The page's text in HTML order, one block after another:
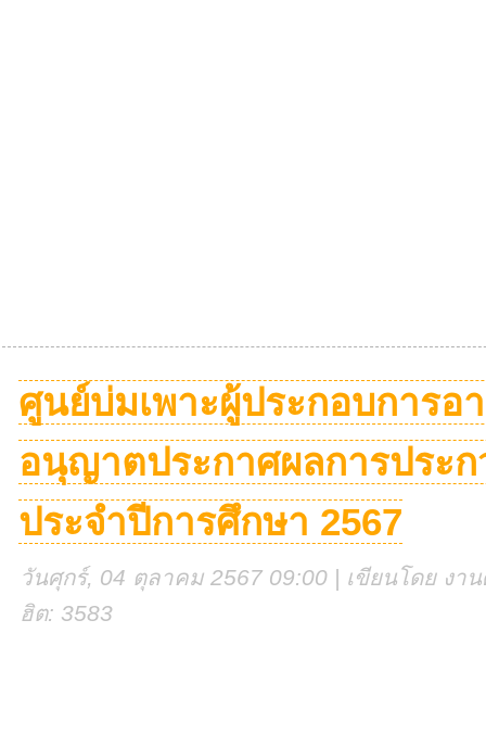
ศูนย์บ่มเพาะผู้ประกอบการอ
อนุญาตประกาศผลการประ
ประจำปีการศึกษา 2567
วันศุกร์, 04 ตุลาคม 2567 09:00 | เขียนโดย งา
ฮิต: 3583